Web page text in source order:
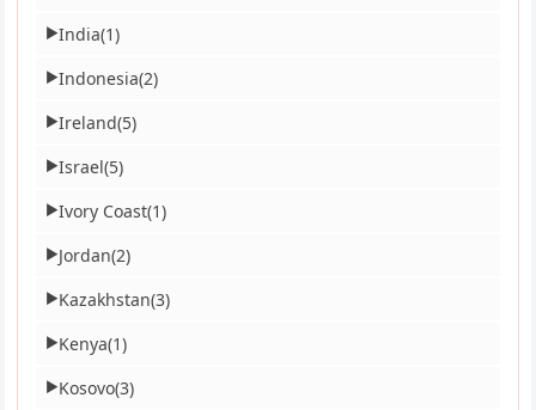
▶India(1)
▶Indonesia(2)
▶Ireland(5)
▶Israel(5)
▶Ivory Coast(1)
▶Jordan(2)
▶Kazakhstan(3)
▶Kenya(1)
▶Kosovo(3)